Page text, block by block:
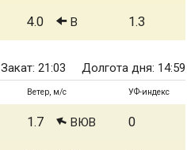
4.0 В 1.3
Закат: 21:03 Долгота дня: 14:59
Ветер, м/с УФ-индекс
1.7 ВЮВ 0